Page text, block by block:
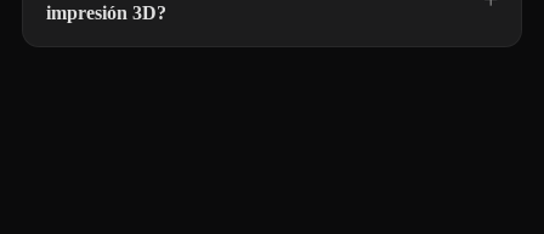
impresión 3D?